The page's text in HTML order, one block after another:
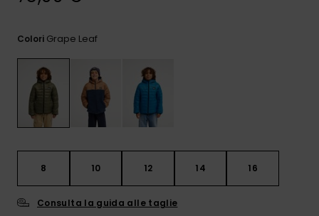
Consulta
le FAQ
Colori Grape Leaf
8 10 12 14 16
Consulta la guida alle taglie